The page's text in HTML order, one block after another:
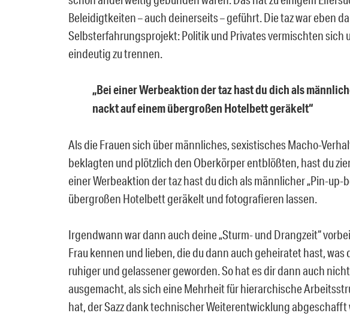
Beleidigtkeiten – auch deinerseits – geführt. Die taz war eben
Selbsterfahrungsprojekt: Politik und Privates vermischten sich
eindeutig zu trennen.
„Bei einer Werbeaktion der taz hast du dich als
nackt auf einem übergroßen Hotelbett geräkelt“
Als die Frauen sich über männliches, sexistisches Macho-
beklagten und plötzlich den Oberkörper entblößten, hast du
einer Werbeaktion der taz hast du dich als männlicher „Pin-up-
übergroßen Hotelbett geräkelt und fotografieren lassen.
Irgendwann war dann auch deine „Sturm- und Drangzeit“
Frau kennen und lieben, die du dann auch geheiratet hast,
ruhiger und gelassener geworden. So hat es dir dann auch
ausgemacht, als sich eine Mehrheit für hierarchische
hat, der Sazz dank technischer Weiterentwicklung abgeschafft